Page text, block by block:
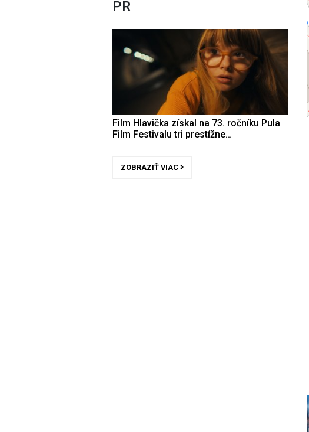
PR
Film Hlavička získal na 73. ročníku Pula
Film Festivalu tri prestížne…
ZOBRAZIŤ VIAC